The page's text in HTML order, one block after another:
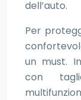
dell’auto.
Per
un must.
con